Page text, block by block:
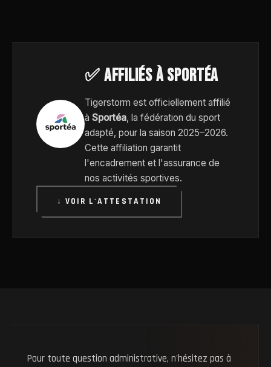
✅ Affiliés à Sportéa
Tigerstorm est officiellement affilié
à Sportéa, la fédération du sport
adapté, pour la saison 2025–2026.
Cette affiliation garantit
l'encadrement et l'assurance de
nos activités sportives.
↓ VOIR L'ATTESTATION
Pour toute question administrative, n'hésitez pas à